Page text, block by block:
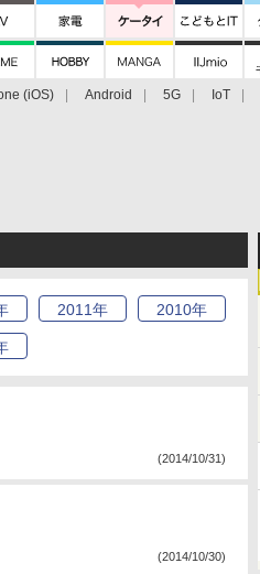
(iOS) Android 5G IoT
2011年 2010年
(2014/10/31)
(2014/10/30)